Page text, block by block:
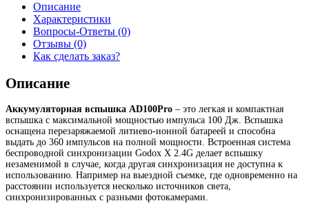
Описание
Характеристики
Вопросы-Ответы (0)
Отзывы (0)
Как сделать заказ?
Описание
Аккумуляторная вспышка AD100Pro – это легкая и компактная
вспышка с максимальной мощностью импульса 100 Дж. Вспышка
оснащена перезаряжаемой литиево-ионной батареей и способна
выдать до 360 импульсов на полной мощности. Встроенная система
беспроводной синхронизации Godox X 2.4G делает вспышку
незаменимой в случае, когда другая синхронизация не доступна к
использованию. Например на выездной съемке, где одновременно на
расстоянии используется несколько источников света,
синхронизированных с разными фотокамерами.